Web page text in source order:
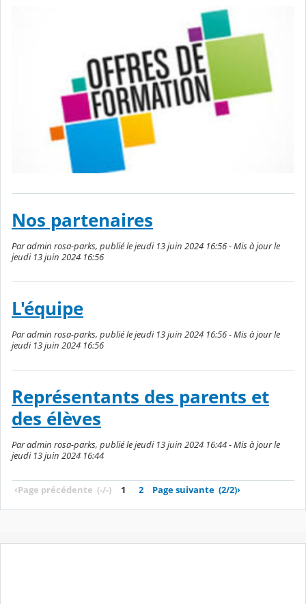
Nos partenaires
Par admin rosa-parks, publié le jeudi 13 juin 2024 16:56 - Mis à jour le
jeudi 13 juin 2024 16:56
L'équipe
Par admin rosa-parks, publié le jeudi 13 juin 2024 16:56 - Mis à jour le
jeudi 13 juin 2024 16:56
Représentants des parents et
des élèves
Par admin rosa-parks, publié le jeudi 13 juin 2024 16:44 - Mis à jour le
jeudi 13 juin 2024 16:44
‹Page précédente (-/-) 1 2 Page suivante (2/2)›